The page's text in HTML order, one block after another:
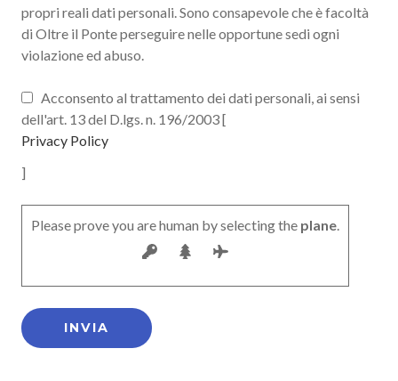
propri reali dati personali. Sono consapevole che è facoltà
di Oltre il Ponte perseguire nelle opportune sedi ogni
violazione ed abuso.
Acconsento al trattamento dei dati personali, ai sensi
dell'art. 13 del D.lgs. n. 196/2003 [
Privacy Policy
]
Please prove you are human by selecting the plane.